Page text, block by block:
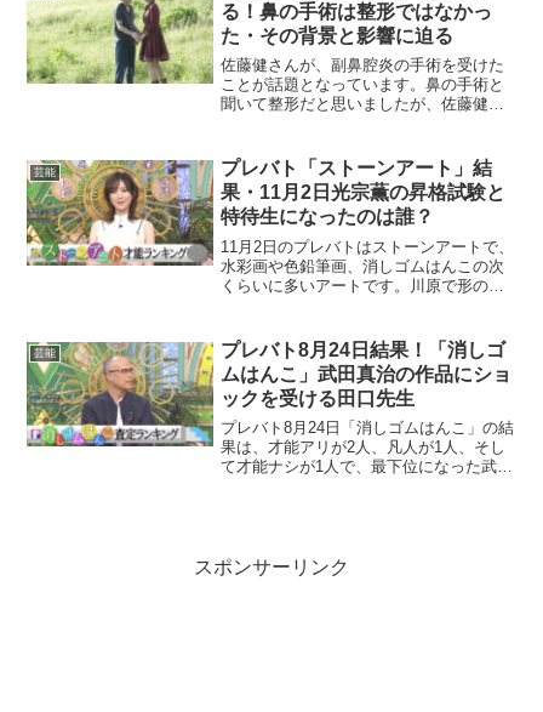
る！鼻の手術は整形ではなかっ
た・その背景と影響に迫る
佐藤健さんが、副鼻腔炎の手術を受けた
ことが話題となっています。鼻の手術と
聞いて整形だと思いましたが、佐藤健さ
そしてその影響はどれほどのものなの
か？この記事では、佐藤健さ...
芸能
プレバト「ストーンアート」結
果・11月2日光宗薫の昇格試験と
特待生になったのは誰？
11月2日のプレバトはストーンアートで、
水彩画や色鉛筆画、消しゴムはんこの次
くらいに多いアートです。川原で形の良
トーンアートです。今回は、水彩画では
名人級の光宗薫さんが...
芸能
プレバト8月24日結果！「消しゴ
ムはんこ」武田真治の作品にショ
ックを受ける田口先生
プレバト8月24日「消しゴムはんこ」の結
果は、才能アリが2人、凡人が1人、そし
て才能ナシが1人で、最下位になった武田
スポンサーリンク